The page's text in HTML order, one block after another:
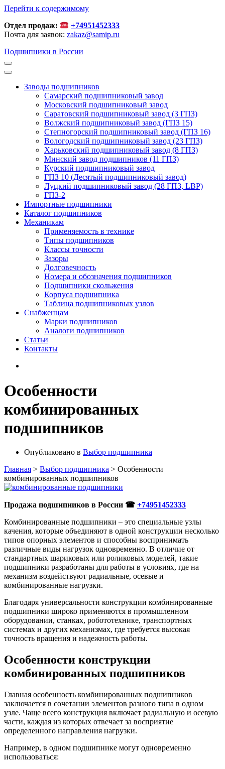
Перейти к содержимому
Отдел продаж:
+74951452333
Почта для заявок: zakaz@samip.ru
Подшипники в России
Заводы подшипников
Cамарский подшипниковый завод
Московский подшипниковый завод
Саратовский подшипниковый завод (3 ГПЗ)
Волжский подшипниковый завод (ГПЗ 15)
Степногорский подшипниковый завод (ГПЗ 16)
Вологодский подшипниковый завод (23 ГПЗ)
Харьковский подшипниковый завод (8 ГПЗ)
Минский завод подшипников (11 ГПЗ)
Курский подшипниковый завод
ГПЗ 10 (Десятый подшипниковый завод)
Луцкий подшипниковый завод (28 ГПЗ, LBP)
ГПЗ-2
Импортные подшипники
Каталог подшипников
Механикам
Применяемость в технике
Типы подшипников
Классы точности
Зазоры
Долговечность
Номера и обозначения подшипников
Подшипники скольжения
Корпуса подшипника
Таблица подшипниковых узлов
Снабженцам
Марки подшипников
Аналоги подшипников
Статьи
Контакты
Особенности
комбинированных
подшипников
Опубликовано в Выбор подшипника
Главная > Выбор подшипника > Особенности
комбинированных подшипников
Продажа подшипников в России ☎ +74951452333
Комбинированные подшипники – это специальные узлы
качения, которые объединяют в одной конструкции несколько
типов опорных элементов и способны воспринимать
различные виды нагрузок одновременно. В отличие от
стандартных шариковых или роликовых моделей, такие
подшипники разработаны для работы в условиях, где на
механизм воздействуют радиальные, осевые и
комбинированные нагрузки.
Благодаря универсальности конструкции комбинированные
подшипники широко применяются в промышленном
оборудовании, станках, робототехнике, транспортных
системах и других механизмах, где требуется высокая
точность вращения и надежность работы.
Особенности конструкции
комбинированных подшипников
Главная особенность комбинированных подшипников
заключается в сочетании элементов разного типа в одном
узле. Чаще всего конструкция включает радиальную и осевую
части, каждая из которых отвечает за восприятие
определенного направления нагрузки.
Например, в одном подшипнике могут одновременно
использоваться: